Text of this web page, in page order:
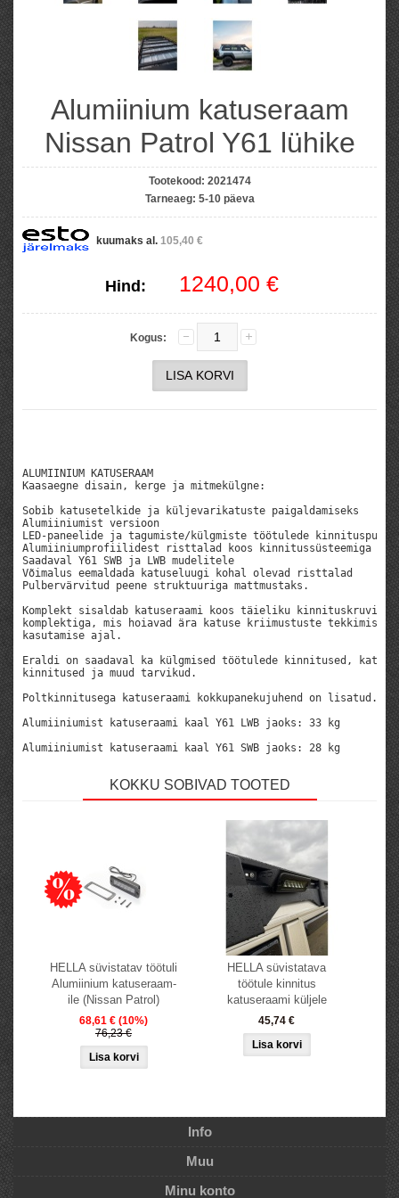
Alumiinium katuseraam
Nissan Patrol Y61 lühike
Tootekood: 2021474
Tarneaeg: 5-10 päeva
kuumaks al. 105,40 €
Hind: 1240,00 €
Kogus:
ALUMIINIUM KATUSERAAM
Kaasaegne disain, kerge ja mitmekülgne:
Sobib katusetelkide ja küljevarikatuste paigaldamiseks
Alumiiniumist versioon
LED-paneelide ja tagumiste/külgmiste töötulede
Alumiiniumprofiilidest risttalad koos kinnitussüsteemiga
Saadaval Y61 SWB ja LWB mudelitele
Võimalus eemaldada katuseluugi kohal olevad risttalad
Pulbervärvitud peene struktuuriga mattmustaks.
Komplekt sisaldab katuseraami koos täieliku
komplektiga, mis hoiavad ära katuse kriimustuste tekkimise
kasutamise ajal.
Eraldi on saadaval ka külgmised töötulede kinnitused,
kinnitused ja muud tarvikud.
Poltkinnitusega katuseraami kokkupanekujuhend on lisatud.
Alumiiniumist katuseraami kaal Y61 LWB jaoks: 33 kg
Alumiiniumist katuseraami kaal Y61 SWB jaoks: 28 kg
KOKKU SOBIVAD TOOTED
HELLA süvistatav töötuli
Alumiinium katuseraam-
ile (Nissan Patrol)
68,61 € (10%)
76,23 €
HELLA süvistatava
töötule kinnitus
katuseraami küljele
45,74 €
Info
Muu
Minu konto